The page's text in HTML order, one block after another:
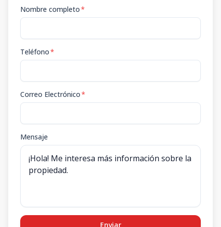
Nombre completo*
Teléfono*
Correo Electrónico*
Mensaje
Enviar